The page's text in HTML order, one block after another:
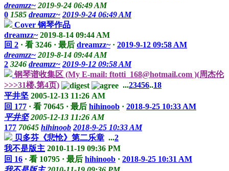
dreamzz~ 2019-9-24 06:49 AM
0 1585 dreamzz~ 2019-9-24 06:49 AM
Cover 钢琴作品
dreamzz~ 2019-8-14 09:44 AM
回 2 · 看 3246 · 最后 dreamzz~· 2019-9-12 09:58 AM
dreamzz~ 2019-8-14 09:44 AM
2 3246 dreamzz~ 2019-9-12 09:58 AM
钢琴谱收集区 (My E-mail: ftotti_168@hotmail.com )(周杰伦
>>>31楼,第4页)
...23456..18
平井坚 2005-12-13 11:26 AM
回 177 · 看 70645 · 最后 hihinoob · 2018-9-25 10:33 AM
平井坚 2005-12-13 11:26 AM
177 70645 hihinoob 2018-9-25 10:33 AM
贝多芬《悲怆》第二乐章 ...2
我不是版主 2010-11-19 09:36 PM
回 16 · 看 10795 · 最后 hihinoob · 2018-9-25 10:31 AM